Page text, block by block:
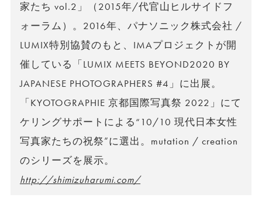
家たち vol.2」（2015年/代官山ヒルサイドフ
ォーラム）。2016年、パナソニック株式会社 /
LUMIX特別協賛のもと、IMAプロジェクトが開
催している「LUMIX MEETS BEYOND2020 BY
JAPANESE PHOTOGRAPHERS #4」に出展。
「KYOTOGRAPHIE 京都国際写真祭 2022」にて
ケリングサポートによる“10/10 現代日本女性
写真家たちの祝祭”に選出。mutation / creation
のシリーズを展示。
http://shimizuharumi.com/